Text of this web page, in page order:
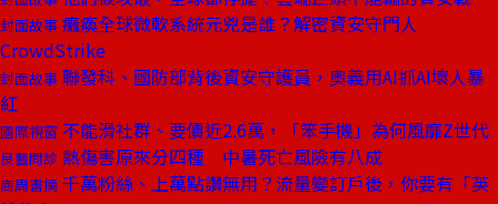
封面故事 癱瘓全球微軟系統元兇是誰？解密資安守門人
CrowdStrike
封面故事 聯發科、國防部背後資安守護員，奧義用AI抓AI壞人暴
紅
國際視窗 不能滑社群、要價近2.6萬，「笨手機」為何風靡Z世代
良醫問診 熱傷害原來分四種 中暑死亡風險有八成
商周書摘 千萬粉絲、上萬點讚無用？流量變訂戶後，你要有「英